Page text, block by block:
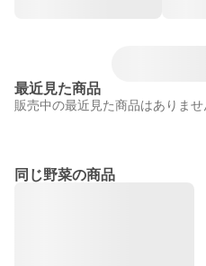
最近見た商品
販売中の最近見た商品はありませ
同じ野菜の商品